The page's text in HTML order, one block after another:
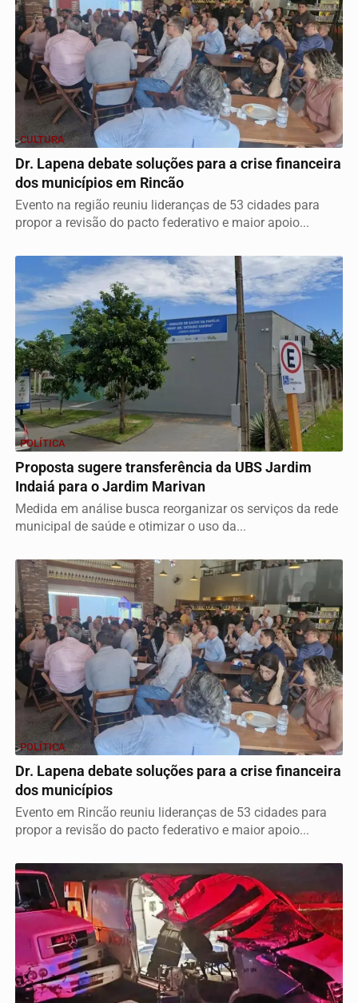
CULTURA
Dr. Lapena debate soluções para a crise financeira
dos municípios em Rincão
Evento na região reuniu lideranças de 53 cidades para
propor a revisão do pacto federativo e maior apoio...
POLÍTICA
Proposta sugere transferência da UBS Jardim
Indaiá para o Jardim Marivan
Medida em análise busca reorganizar os serviços da rede
municipal de saúde e otimizar o uso da...
POLÍTICA
Dr. Lapena debate soluções para a crise financeira
dos municípios
Evento em Rincão reuniu lideranças de 53 cidades para
propor a revisão do pacto federativo e maior apoio...